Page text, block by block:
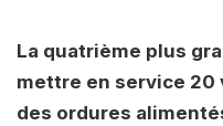
La quatrième plus
mettre en service 20
des ordures